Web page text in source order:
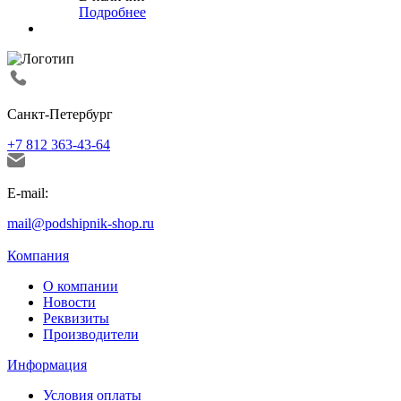
Подробнее
Санкт-Петербург
+7 812 363-43-64
E-mail:
mail@podshipnik-shop.ru
Компания
О компании
Новости
Реквизиты
Производители
Информация
Условия оплаты